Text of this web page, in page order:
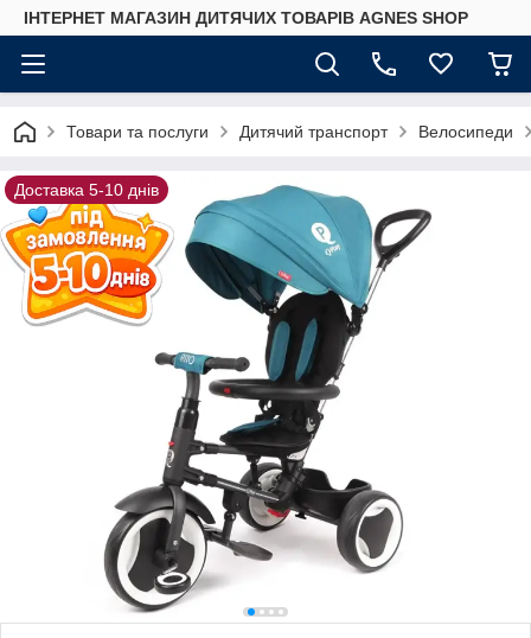
ІНТЕРНЕТ МАГАЗИН ДИТЯЧИХ ТОВАРІВ AGNES SHOP
Товари та послуги Дитячий транспорт Велосипеди
Доставка 5-10 днів